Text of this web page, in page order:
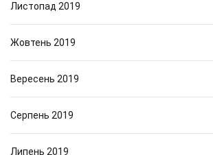
Листопад 2019
Жовтень 2019
Вересень 2019
Серпень 2019
Липень 2019